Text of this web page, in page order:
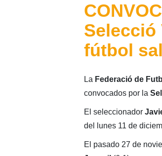
Selecció
fútbol
La Federació de
convocados por la
El seleccionador
del lunes 11 de
El pasado 27 de